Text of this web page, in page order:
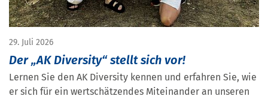
29. Juli 2026
Der „AK Diversity“ stellt sich vor!
Lernen Sie den AK Diversity kennen und erfahren Sie, wie
er sich für ein wertschätzendes Miteinander an unseren